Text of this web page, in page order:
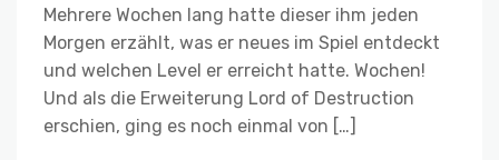
Mehrere Wochen lang hatte dieser ihm jeden
Morgen erzählt, was er neues im Spiel entdeckt
und welchen Level er erreicht hatte. Wochen!
Und als die Erweiterung Lord of Destruction
erschien, ging es noch einmal von […]